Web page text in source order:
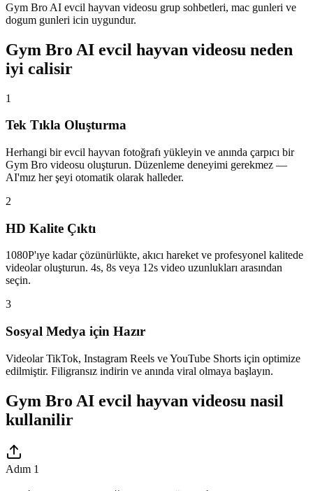
Gym Bro AI evcil hayvan videosu grup sohbetleri, mac gunleri ve
dogum gunleri icin uygundur.
Gym Bro AI evcil hayvan videosu neden
iyi calisir
1
Tek Tıkla Oluşturma
Herhangi bir evcil hayvan fotoğrafı yükleyin ve anında çarpıcı bir
Gym Bro videosu oluşturun. Düzenleme deneyimi gerekmez —
AI'mız her şeyi otomatik olarak halleder.
2
HD Kalite Çıktı
1080P'ıye kadar çözünürlükte, akıcı hareket ve profesyonel kalitede
videolar oluşturun. 4s, 8s veya 12s video uzunlukları arasından
seçin.
3
Sosyal Medya için Hazır
Videolar TikTok, Instagram Reels ve YouTube Shorts için optimize
edilmiştir. Filigransız indirin ve anında viral olmaya başlayın.
Gym Bro AI evcil hayvan videosu nasil
kullanilir
Adım 1